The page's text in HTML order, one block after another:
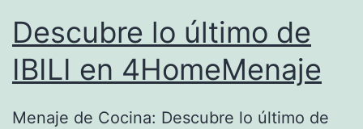
2025
Descubre lo último de
IBILI en 4HomeMenaje
Menaje de Cocina: Descubre lo último de